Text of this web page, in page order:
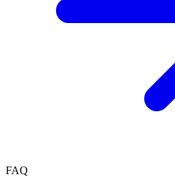
FAQ